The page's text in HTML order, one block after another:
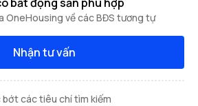
OneHousing về các BĐS tương tự
Nhận tư vấn
bớt các tiêu chí tìm kiếm